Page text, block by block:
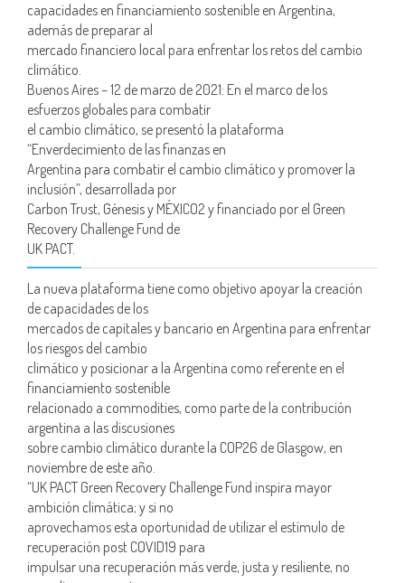
capacidades en financiamiento sostenible en Argentina,
además de preparar al
mercado financiero local para enfrentar los retos del cambio
climático.
Buenos Aires – 12 de marzo de 2021: En el marco de los
esfuerzos globales para combatir
el cambio climático, se presentó la plataforma
“Enverdecimiento de las finanzas en
Argentina para combatir el cambio climático y promover la
inclusión”, desarrollada por
Carbon Trust, Génesis y MÉXICO2 y financiado por el Green
Recovery Challenge Fund de
UK PACT.
La nueva plataforma tiene como objetivo apoyar la creación
de capacidades de los
mercados de capitales y bancario en Argentina para enfrentar
los riesgos del cambio
climático y posicionar a la Argentina como referente en el
financiamiento sostenible
relacionado a commodities, como parte de la contribución
argentina a las discusiones
sobre cambio climático durante la COP26 de Glasgow, en
noviembre de este año.
“UK PACT Green Recovery Challenge Fund inspira mayor
ambición climática; y si no
aprovechamos esta oportunidad de utilizar el estímulo de
recuperación post COVID19 para
impulsar una recuperación más verde, justa y resiliente, no